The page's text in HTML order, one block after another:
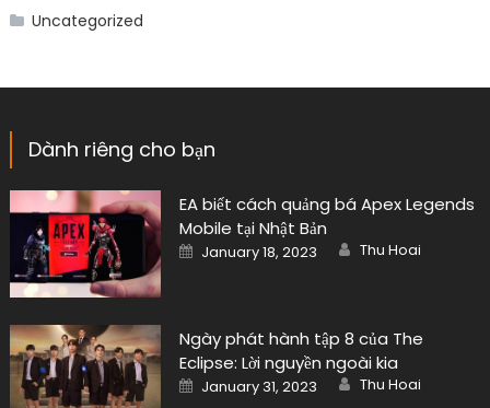
Uncategorized
Dành riêng cho bạn
EA biết cách quảng bá Apex Legends
Mobile tại Nhật Bản
Posted
on
January 18, 2023 Author
Thu Hoai
Ngày phát hành tập 8 của The
Eclipse: Lời nguyền ngoài kia
Posted
on
January 31, 2023 Author
Thu Hoai